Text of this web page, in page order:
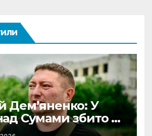
Дем’яненко: У
Сумами збито 6